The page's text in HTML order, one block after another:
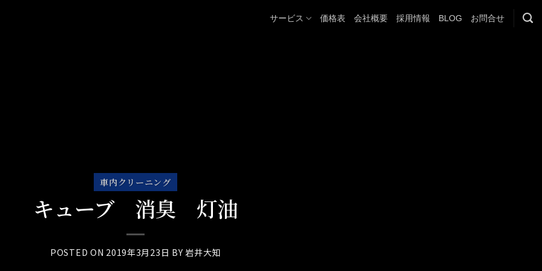
サービス 価格表 会社概要 採用情報 BLOG お問合せ
車内クリーニング
キューブ 消臭 灯油
POSTED ON 2019年3月23日 BY岩井大知